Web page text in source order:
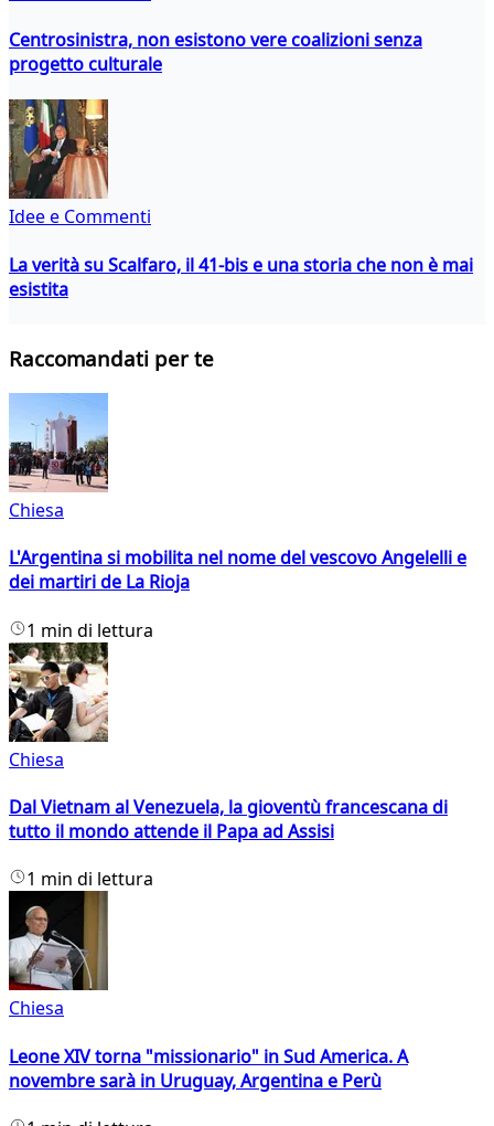
Centrosinistra, non esistono vere coalizioni senza
progetto culturale
Idee e Commenti
La verità su Scalfaro, il 41-bis e una storia che non è mai
esistita
Raccomandati per te
Chiesa
L'Argentina si mobilita nel nome del vescovo Angelelli e
dei martiri de La Rioja
1 min di lettura
Chiesa
Dal Vietnam al Venezuela, la gioventù francescana di
tutto il mondo attende il Papa ad Assisi
1 min di lettura
Chiesa
Leone XIV torna "missionario" in Sud America. A
novembre sarà in Uruguay, Argentina e Perù